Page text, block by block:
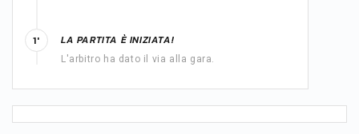
LA PARTITA È INIZIATA!
L'arbitro ha dato il via alla gara.
1'